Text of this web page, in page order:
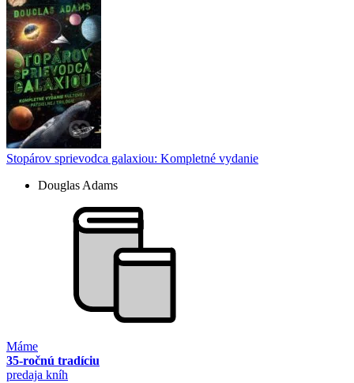
Stopárov sprievodca galaxiou: Kompletné vydanie
Douglas Adams
Máme
35-ročnú tradíciu
predaja kníh